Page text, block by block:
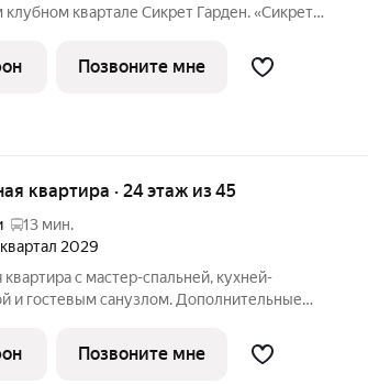
квартале Сикрет Гарден. «Сикрет
Западе столицы, в историческом
Позвоните мне
квартира · 24 этаж из 45
13 мин.
квартал 2029
с мастер-спальней, кухней-
и гостевым санузлом. Дополнительные
с 2 спальнями - прекрасный выбор для
Позвоните мне